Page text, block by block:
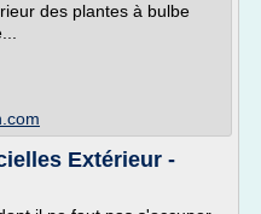
des plantes à bulbe
Extérieur -